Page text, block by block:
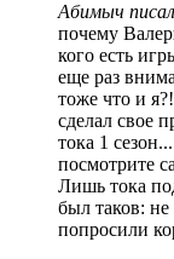
Абимыч
почему
кого есть
еще раз
тоже что и
сделал свое
тока 1
посмотрите
Лишь тока
был таков: не
попросили